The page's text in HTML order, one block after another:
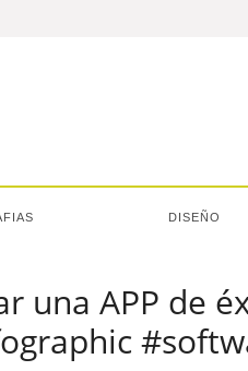
DISEÑO
una APP de